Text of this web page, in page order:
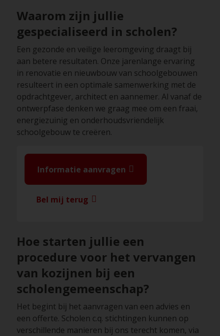
Waarom zijn jullie
gespecialiseerd in scholen?
Een gezonde en veilige leeromgeving draagt bij
aan betere resultaten. Onze jarenlange ervaring
in renovatie en nieuwbouw van schoolgebouwen
resulteert in een optimale samenwerking met de
opdrachtgever, architect en aannemer. Al vanaf de
ontwerpfase denken we graag mee om een fraai,
energiezuinig en onderhoudsvriendelijk
schoolgebouw te creëren.
Informatie aanvragen
Bel mij terug
Hoe starten jullie een
procedure voor het vervangen
van kozijnen bij een
scholengemeenschap?
Het begint bij het aanvragen van een advies en
een offerte. Scholen c.q. stichtingen kunnen op
verschillende manieren bij ons terecht komen, via